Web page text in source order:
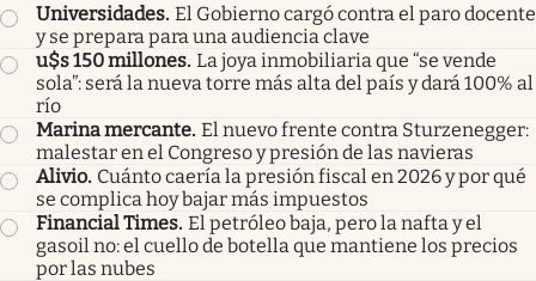
Universidades. El Gobierno cargó contra el paro docente
y se prepara para una audiencia clave
u$s 150 millones. La joya inmobiliaria que “se vende
sola”: será la nueva torre más alta del país y dará 100% al
río
Marina mercante. El nuevo frente contra Sturzenegger:
malestar en el Congreso y presión de las navieras
Alivio. Cuánto caería la presión fiscal en 2026 y por qué
se complica hoy bajar más impuestos
Financial Times. El petróleo baja, pero la nafta y el
gasoil no: el cuello de botella que mantiene los precios
por las nubes